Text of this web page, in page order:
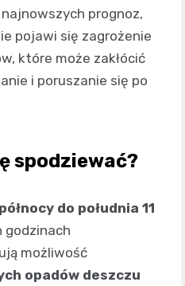
najnowszych prognoz,
pojawi się zagrożenie
które może zakłócić
i poruszanie się po
spodziewać?
do południa 11
godzinach
możliwość
opadów deszczu